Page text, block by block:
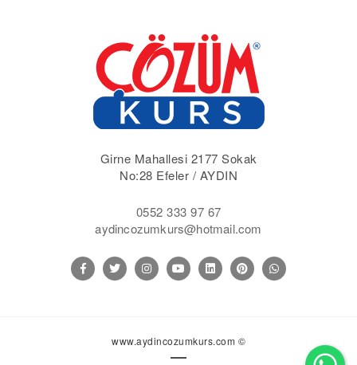
Girne Mahallesi 2177 Sokak
No:28 Efeler / AYDIN
0552 333 97 67
aydincozumkurs@hotmail.com
www.aydincozumkurs.com ©